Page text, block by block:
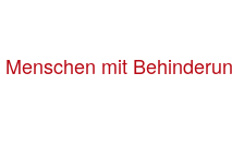
mit